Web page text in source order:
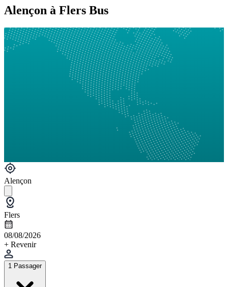
Alençon à Flers Bus
Alençon
Flers
08/08/2026
+ Revenir
1 Passager